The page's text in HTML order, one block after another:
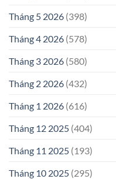
Tháng 5 2026 (398)
Tháng 4 2026 (578)
Tháng 3 2026 (580)
Tháng 2 2026 (432)
Tháng 1 2026 (616)
Tháng 12 2025 (404)
Tháng 11 2025 (193)
Tháng 10 2025 (295)